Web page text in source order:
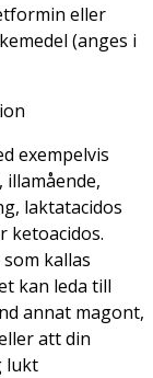
eller
(anges i
exempelvis
laktatacidos
ketoacidos.
kallas
kan leda till
annat magont,
att din
lukt